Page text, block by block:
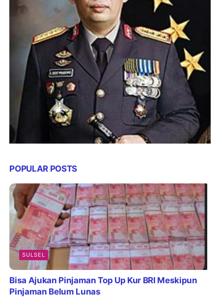
POPULAR POSTS
SULSEL
Bisa Ajukan Pinjaman Top Up Kur BRI Meskipun
Pinjaman Belum Lunas